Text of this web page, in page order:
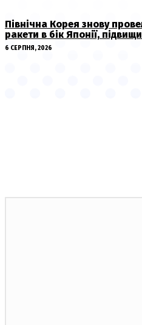
Північна Корея знову
ракети в бік Японії,
6 СЕРПНЯ, 2026